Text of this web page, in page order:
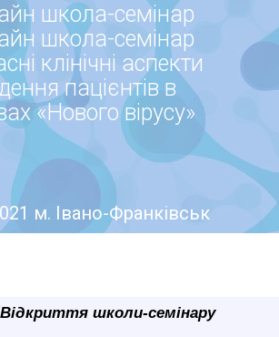
школа-семінар
школа-семінар
клінічні аспекти
пацієнтів в
«Нового вірусу»
м. Івано-Франківськ
Відкриття школи-семінару